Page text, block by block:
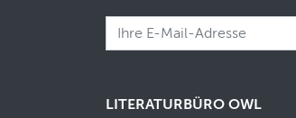
LITERATURBÜRO OWL